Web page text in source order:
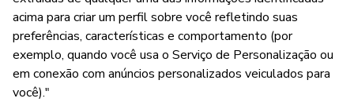
acima para criar um perfil sobre você refletindo suas
preferências, características e comportamento (por
exemplo, quando você usa o Serviço de Personalização ou
em conexão com anúncios personalizados veiculados para
você)."